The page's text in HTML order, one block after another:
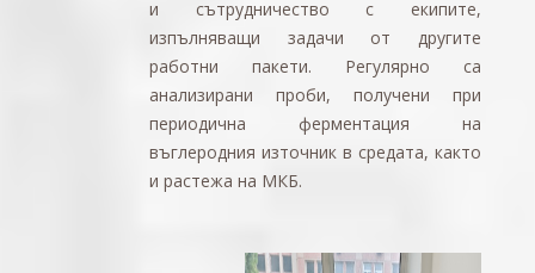
и сътрудничество с екипите,
изпълняващи задачи от другите
работни пакети. Регулярно са
анализирани проби, получени при
периодична ферментация на
въглеродния източник в средата, както
и растежа на МКБ.